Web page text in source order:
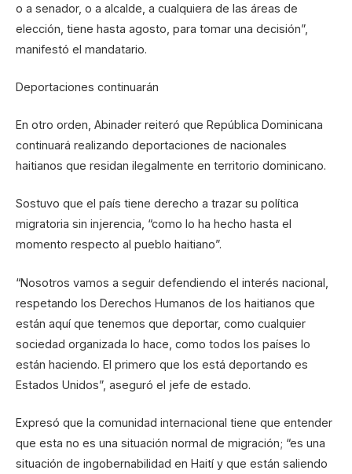
o a senador, o a alcalde, a cualquiera de las áreas de
elección, tiene hasta agosto, para tomar una decisión”,
manifestó el mandatario.
Deportaciones continuarán
En otro orden, Abinader reiteró que República Dominicana
continuará realizando deportaciones de nacionales
haitianos que residan ilegalmente en territorio dominicano.
Sostuvo que el país tiene derecho a trazar su política
migratoria sin injerencia, “como lo ha hecho hasta el
momento respecto al pueblo haitiano”.
“Nosotros vamos a seguir defendiendo el interés nacional,
respetando los Derechos Humanos de los haitianos que
están aquí que tenemos que deportar, como cualquier
sociedad organizada lo hace, como todos los países lo
están haciendo. El primero que los está deportando es
Estados Unidos”, aseguró el jefe de estado.
Expresó que la comunidad internacional tiene que entender
que esta no es una situación normal de migración; “es una
situación de ingobernabilidad en Haití y que están saliendo